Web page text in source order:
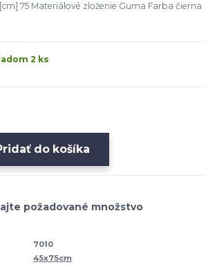
75 Materiálové zloženie Guma Farba čierna
2 ks
do košíka
7010
45x75cm